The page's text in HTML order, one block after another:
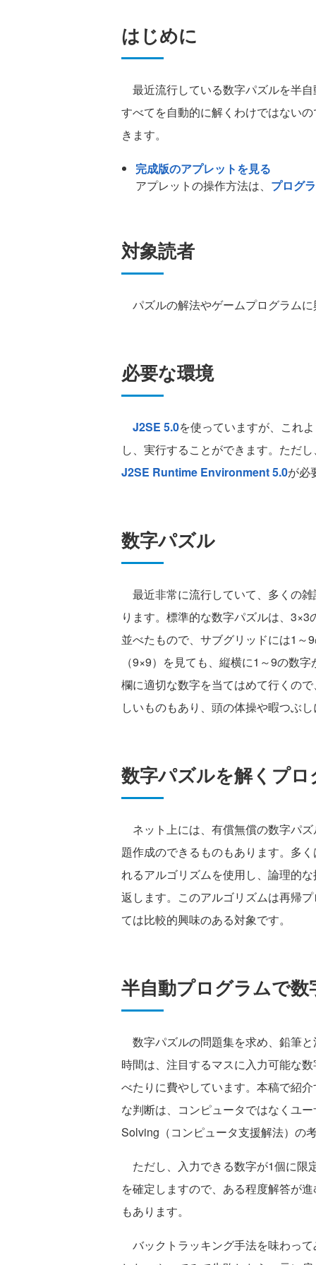
はじめに
最近流行している数字パズルを半
すべてを自動的に解くわけではない
きます。
完成版のアプレットを見る
アプレットの操作方法は、 プログ
対象読者
パズルの解法やゲームプログラム
必要な環境
J2SE 5.0を使っていますが、これ
し、実行することができます。ただ
J2SE Runtime Environment 5.0が必
数字パズル
最近非常に流行していて、多くの
ります。標準的な数字パズルは、
並べたもので、サブグリッドには1～
（9×9）を見ても、縦横に1～9の数
欄に適切な数字を当てはめて行くの
しいものもあり、頭の体操や暇つぶ
数字パズルを解くプ
ネット上には、有償無償の数字パ
題作成のできるものもあります。多
れるアルゴリズムを使用し、論理的
返します。このアルゴリズムは再帰
ては比較的興味のある対象です。
半自動プログラムで
数字パズルの問題集を求め、鉛筆
時間は、注目するマスに入力可能な
べたりに費やしています。本稿で紹
な判断は、コンピュータではなくユ
Solving（コンピュータ支援解法）の
ただし、入力できる数字が1個に限
を確定しますので、ある程度解答が
もあります。
バックトラッキング手法を味わっ